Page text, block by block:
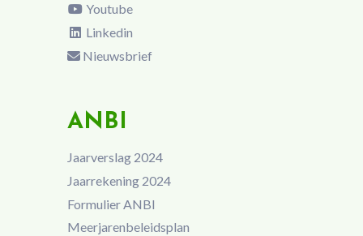
Youtube
Linkedin
Nieuwsbrief
ANBI
Jaarverslag 2024
Jaarrekening 2024
Formulier ANBI
Meerjarenbeleidsplan